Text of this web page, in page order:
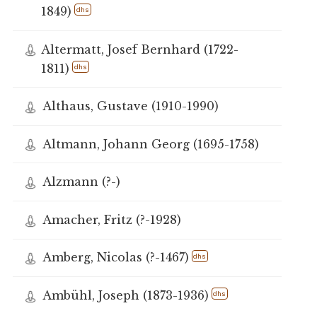
1849)
dhs
Altermatt, Josef Bernhard (1722-
1811)
dhs
Althaus, Gustave (1910-1990)
Altmann, Johann Georg (1695-1758)
Alzmann (?-)
Amacher, Fritz (?-1928)
Amberg, Nicolas (?-1467) dhs
Ambühl, Joseph (1873-1936) dhs